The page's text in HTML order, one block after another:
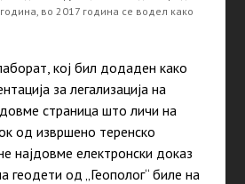
во 2017 година се водел како
кој бил додаден како
за легализација на
страница што личи на
од извршено теренско
најдовме електронски доказ
геодети од „Геополог“ биле на